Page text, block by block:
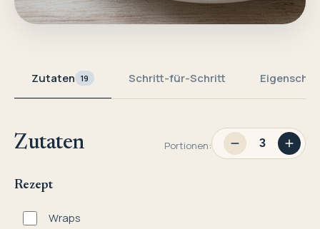
Zutaten 19 Schritt-für-Schritt
Zutaten Portionen:
Rezept
Wraps